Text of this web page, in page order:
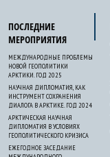
ПОСЛЕДНИЕ
МЕРОПРИЯТИЯ
МЕЖДУНАРОДНЫЕ ПРОБЛЕМЫ
НОВОЙ ГЕОПОЛИТИКИ
АРКТИКИ. ГОД 2025
НАУЧНАЯ ДИПЛОМАТИЯ, КАК
ИНСТРУМЕНТ СОХРАНЕНИЯ
ДИАЛОГА В АРКТИКЕ. ГОД 2024
АРКТИЧЕСКАЯ НАУЧНАЯ
ДИПЛОМАТИЯ В УСЛОВИЯХ
ГЕОПОЛИТИЧЕСКОГО КРИЗИСА
ЕЖЕГОДНОЕ ЗАСЕДАНИЕ